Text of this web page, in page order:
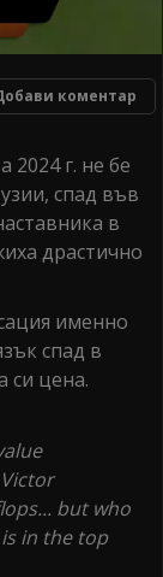
коментар
г. не бе
спад във
в
драстично
именно
спад в
си цена.
Victor
but who
in the top